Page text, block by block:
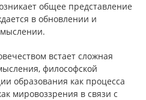
общее представление
в обновлении и
встает сложная
философской
образования как процесса
мировоззрения в связи с